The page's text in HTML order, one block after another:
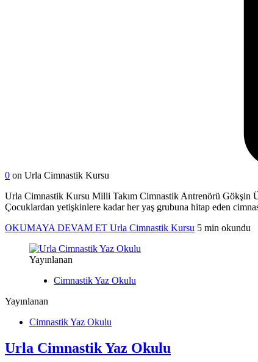
0 on Urla Cimnastik Kursu
Urla Cimnastik Kursu Milli Takım Cimnastik Antrenörü Gökşin
Çocuklardan yetişkinlere kadar her yaş grubuna hitap eden
OKUMAYA DEVAM ET Urla Cimnastik Kursu 5 min okundu
Yayınlanan
Cimnastik Yaz Okulu
Yayınlanan
Cimnastik Yaz Okulu
Urla Cimnastik Yaz Okulu